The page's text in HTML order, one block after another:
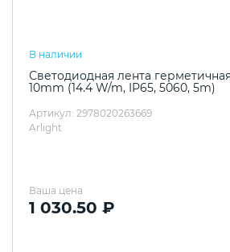
В наличии
Светодиодная лента
10mm (14.4 W/m, IP65, 5060, 5m)
Артикул: 2978020263669
Arlight
Ваша цена
1 030.50 ₽